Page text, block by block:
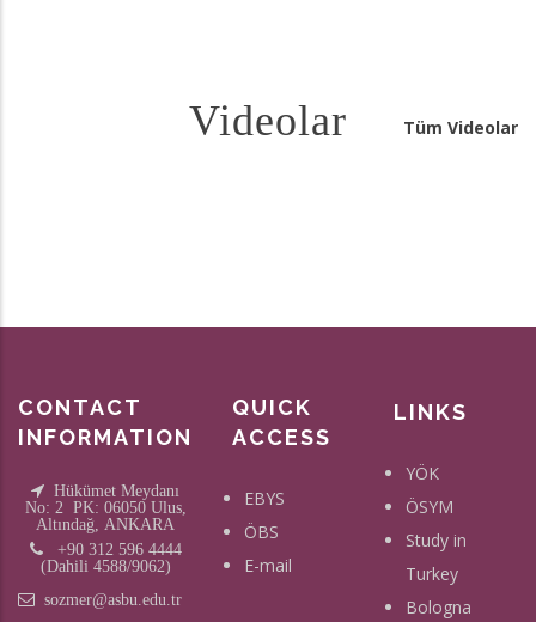
Videolar Tüm Videolar
CONTACT
INFORMATION
Hükümet Meydanı
No: 2 PK: 06050 Ulus,
Altındağ, ANKARA
+90 312 596 4444
(Dahili 4588/9062)
sozmer@asbu.edu.tr
QUICK
ACCESS
EBYS
ÖBS
E-mail
LINKS
YÖK
ÖSYM
Study in
Turkey
Bologna